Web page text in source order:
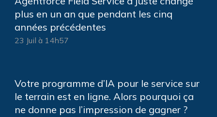
plus en un an que pendant les cinq
années précédentes
23 Juil à 14h57
Votre programme d’IA pour le service sur
le terrain est en ligne. Alors pourquoi ça
ne donne pas l’impression de gagner ?